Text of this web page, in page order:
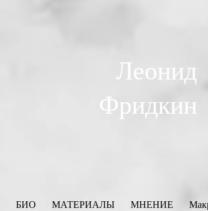
Леонид
Фридкин
БИО МАТЕРИАЛЫ МНЕНИЕ